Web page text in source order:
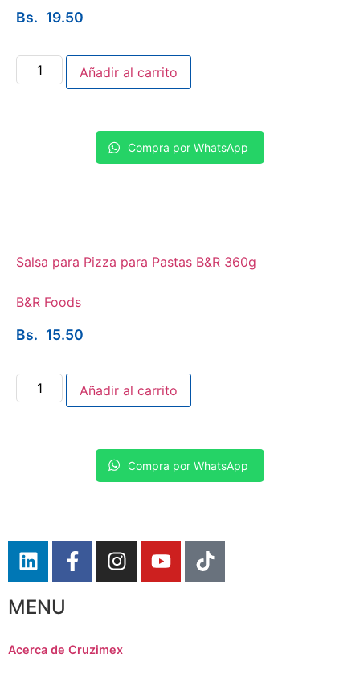
Bs. 19.50
Añadir al carrito
Compra por WhatsApp
Salsa para Pizza para Pastas B&R 360g
B&R Foods
Bs. 15.50
Añadir al carrito
Compra por WhatsApp
MENU
Acerca de Cruzimex